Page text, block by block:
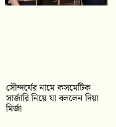
সৌন্দর্যের নামে কসমেটিক
সার্জারি নিয়ে যা বললেন দিয়া
মির্জা